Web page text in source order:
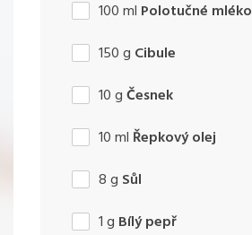
100ml Polotučné mléko
150g Cibule
10gČesnek
10ml Řepkový olej
8g Sůl
1g Bílý pepř